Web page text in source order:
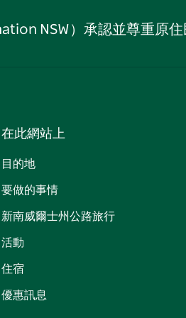
NSW）承認並尊重原
在此網站上
目的地
要做的事情
新南威爾士州公路旅行
活動
住宿
優惠訊息